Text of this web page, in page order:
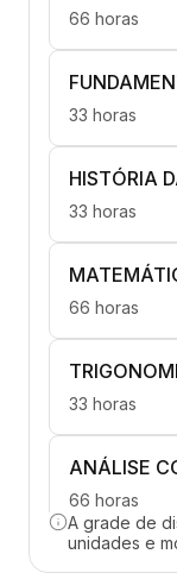
66 horas
33 horas
HISTÓRIA
33 horas
66 horas
33 horas
ANÁLISE
66 horas
A grade de
unidades e